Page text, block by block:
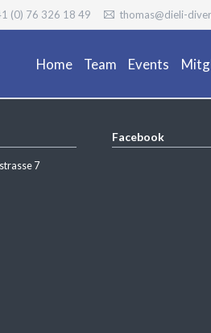
(0) 76 326 18 49 thomas@dieli-
Home Team Events
7
Facebook